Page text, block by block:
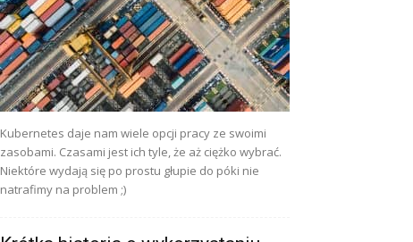
Kubernetes daje nam wiele opcji pracy ze swoimi
zasobami. Czasami jest ich tyle, że aż ciężko wybrać.
Niektóre wydają się po prostu głupie do póki nie
natrafimy na problem ;)